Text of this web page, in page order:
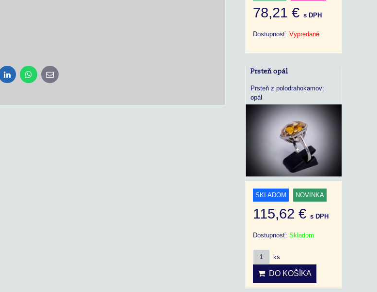
LinkedInWhatsApp
E-
mail
78,21 € s DPH
Dostupnosť: Vypredané
Prsteň opál
Prsteň z polodrahokamov:
opál
SKLADOM NOVINKA
115,62 € s DPH
Dostupnosť: Skladom
ks
DO KOŠÍKA